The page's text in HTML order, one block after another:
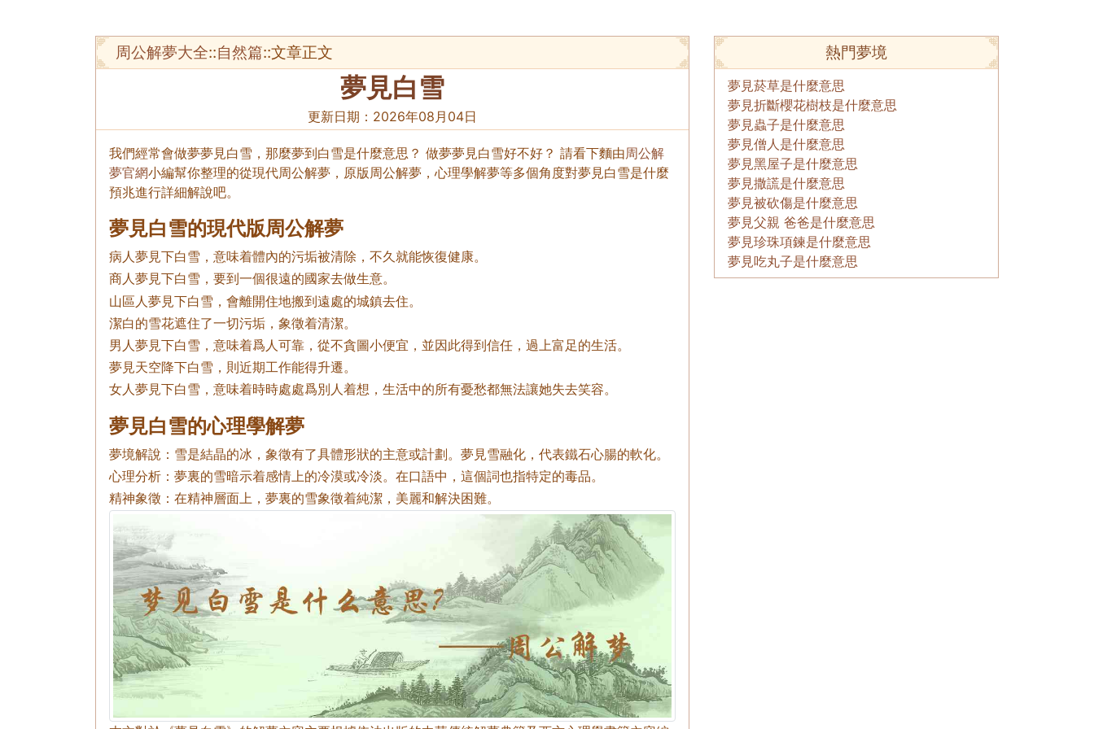
周公解夢大全::自然篇::文章正文
夢見白雪
更新日期： 2026年08月04日
我們經常會做夢夢見白雪，那麼夢到白雪是什麼意思？ 做夢夢見白雪好不好？ 請看下麵由周公解
夢官網小編幫你整理的從現代周公解夢，原版周公解夢，心理學解夢等多個角度對夢見白雪是什麼
預兆進行詳細解說吧。
夢見白雪的現代版周公解夢
病人夢見下白雪，意味着體內的污垢被清除，不久就能恢復健康。
商人夢見下白雪，要到一個很遠的國家去做生意。
山區人夢見下白雪，會離開住地搬到遠處的城鎮去住。
潔白的雪花遮住了一切污垢，象徵着清潔。
男人夢見下白雪，意味着爲人可靠，從不貪圖小便宜，並因此得到信任，過上富足的生活。
夢見天空降下白雪，則近期工作能得升遷。
女人夢見下白雪，意味着時時處處爲別人着想，生活中的所有憂愁都無法讓她失去笑容。
夢見白雪的心理學解夢
夢境解說：雪是結晶的冰，象徵有了具體形狀的主意或計劃。夢見雪融化，代表鐵石心腸的軟化。
心理分析：夢裏的雪暗示着感情上的冷漠或冷淡。在口語中，這個詞也指特定的毒品。
精神象徵：在精神層面上，夢裏的雪象徵着純潔，美麗和解決困難。
熱門夢境
夢見菸草是什麼意思
夢見折斷櫻花樹枝是什麼意思
夢見蟲子是什麼意思
夢見僧人是什麼意思
夢見黑屋子是什麼意思
夢見撒謊是什麼意思
夢見被砍傷是什麼意思
夢見父親 爸爸是什麼意思
夢見珍珠項鍊是什麼意思
夢見吃丸子是什麼意思